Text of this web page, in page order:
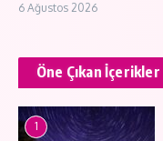
6 Ağustos 2026
Öne Çıkan İçerikler
1